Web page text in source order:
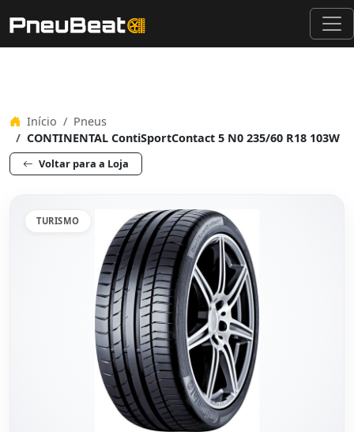
Início
Pneus
CONTINENTAL ContiSportContact 5 N0 235/60 R18 103W
Voltar para a Loja
TURISMO